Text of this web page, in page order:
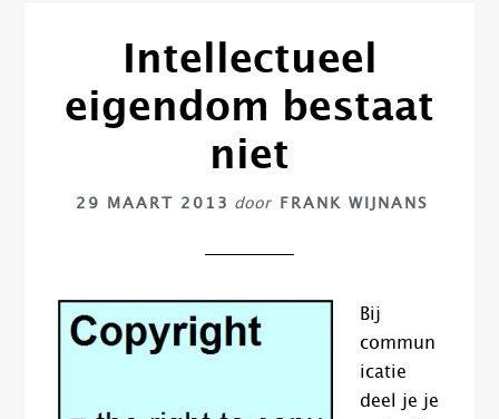
Intellectueel
eigendom bestaat
niet
29 MAART 2013 door FRANK WIJNANS
Bij
commun
icatie
deel je je